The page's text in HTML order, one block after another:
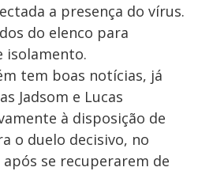
a presença do vírus.
do elenco para
isolamento.
tem boas notícias, já
Jadsom e Lucas
à disposição de
o duelo decisivo, no
se recuperarem de